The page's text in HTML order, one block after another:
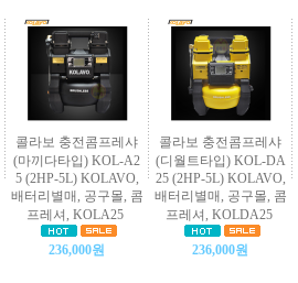
콜라보 충전콤프레샤
(마끼다타입) KOL-A2
5 (2HP-5L) KOLAVO,
배터리별매, 공구몰, 콤
프레셔, KOLA25
236,000원
콜라보 충전콤프레샤
(디월트타입) KOL-DA
25 (2HP-5L) KOLAVO,
배터리별매, 공구몰, 콤
프레셔, KOLDA25
236,000원